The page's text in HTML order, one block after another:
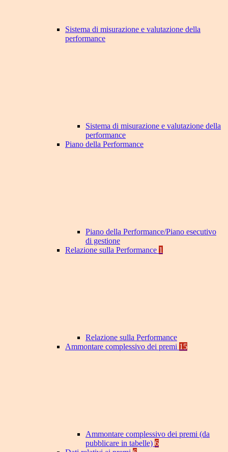
Sistema di misurazione e valutazione della
performance
Sistema di misurazione e valutazione della
performance
Piano della Performance
Piano della Performance/Piano esecutivo
di gestione
Relazione sulla Performance 1
Relazione sulla Performance
Ammontare complessivo dei premi 15
Ammontare complessivo dei premi (da
pubblicare in tabelle) 6